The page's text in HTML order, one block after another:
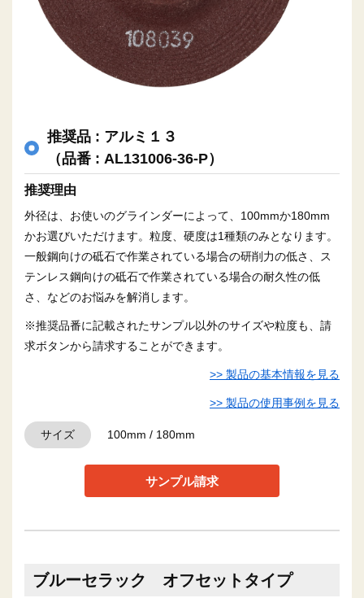
推奨品 : アルミ１３
（品番 : AL131006-36-P）
推奨理由
外径は、お使いのグラインダーによって、100mmか180mm
かお選びいただけます。粒度、硬度は1種類のみとなります。
一般鋼向けの砥石で作業されている場合の研削力の低さ、ス
テンレス鋼向けの砥石で作業されている場合の耐久性の低
さ、などのお悩みを解消します。
※推奨品番に記載されたサンプル以外のサイズや粒度も、請
求ボタンから請求することができます。
>> 製品の基本情報を見る
>> 製品の使用事例を見る
サイズ 100mm / 180mm
サンプル請求
ブルーセラック オフセットタイプ